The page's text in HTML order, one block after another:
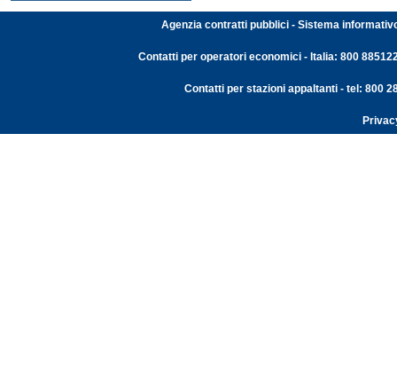
Agenzia contratti pubblici - Sistema
Contatti per operatori economici - Italia: 800
Contatti per stazioni appaltanti - tel: 800